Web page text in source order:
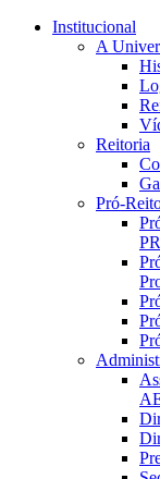
Conteúdo principal
Institucional
A
Reitoria
Pró-